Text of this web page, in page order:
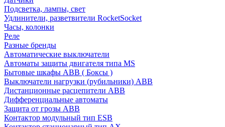
Подсветка, лампы, свет
Удлинители, разветвители RocketSocket
Часы, колонки
Реле
Разные бренды
Автоматические выключатели
Автоматы защиты двигателя типа MS
Бытовые шкафы ABB ( Боксы )
Выключатели нагрузки (рубильники) ABB
Дистанционные расцепители ABB
Дифференциальные автоматы
Защита от грозы ABB
Контактор модульный тип ESB